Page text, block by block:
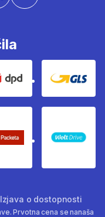
Dpd Gls
Packeta Sledenje
WOLT
Izjava o dostopnosti
Prvotna cena se nanaša